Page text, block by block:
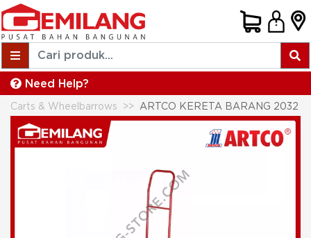
Need Help?
Carts & Wheelbarrows ARTCO KERETA BARANG 2032